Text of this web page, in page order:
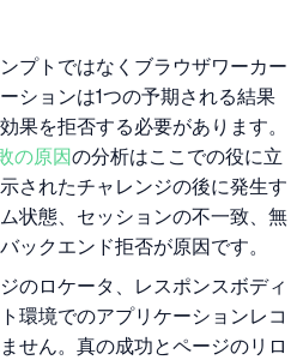
プトではなくブラウザワーカー
ションは1つの予期される結果
果を拒否する必要があります。
の原因の分析はここでの役に立
されたチャレンジの後に発生す
状態、セッションの不一致、無
ックエンド拒否が原因です。
のロケータ、レスポンスボディ
環境でのアプリケーションレコ
せん。真の成功とページのリロ